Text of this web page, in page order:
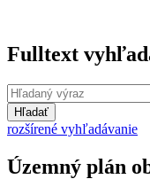
Fulltext
Hľadať
rozšírené vyhľadávanie
Územný plán